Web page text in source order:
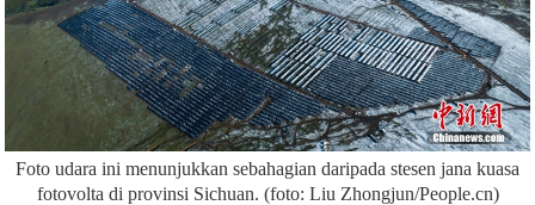
Foto udara ini menunjukkan sebahagian daripada stesen jana kuasa
fotovolta di provinsi Sichuan. (foto: Liu Zhongjun/People.cn)